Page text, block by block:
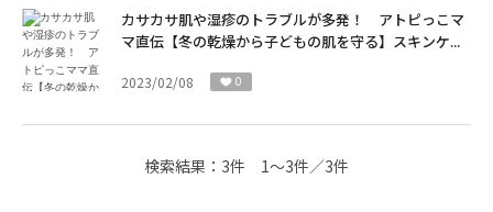
カサカサ肌や湿疹のトラブルが多発！ アトピっこマ
マ直伝【冬の乾燥から子どもの肌を守る】スキンケ...
2023/02/08 0
検索結果： 3件 1～3件／3件